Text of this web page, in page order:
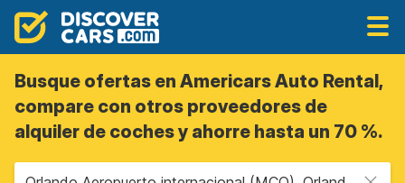
Busque ofertas en Americars Auto Rental,
compare con otros proveedores de
alquiler de coches y ahorre hasta un 70 %.